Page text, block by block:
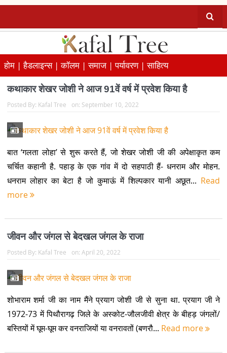
होम |हैडलाइन्स |कॉलम |समाज |पर्यावरण |साहित्य
कथाकार शेखर जोशी ने आज 91वें वर्ष में प्रवेश किया है
Posted By: Kafal Tree on: September 10, 2022
बात ‘गलता लोहा’ से शुरू करते हैं, जो शेखर जोशी जी की अपेक्षाकृत कम
चर्चित कहानी है. पहाड़ के एक गांव में दो सहपाठी हैं- धनराम और मोहन.
धनराम लोहार का बेटा है जो कुमाऊं में शिल्पकार यानी अछूत... Read
more
जीवन और जंगल से बेदखल जंगल के राजा
Posted By: Kafal Tree on: April 20, 2022
शोभाराम शर्मा जी का नाम मैंने प्रयाग जोशी जी से सुना था. प्रयाग जी ने
1972-73 में पिथौरागढ़ जिले के अस्कोट-जौलजीवी क्षेत्र के बीहड़ जंगलों/
बस्तियों में घूम-घूम कर वनराजियों या वनरावतों (बणरौ... Read more